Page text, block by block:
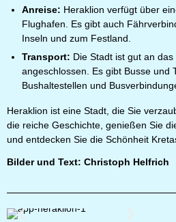
Anreise: Heraklion verfügt über
Flughafen. Es gibt auch
Inseln und zum Festland.
Transport: Die Stadt ist gut an
angeschlossen. Es gibt Busse und
Bushaltestellen und
Heraklion ist eine Stadt, die Sie
die reiche Geschichte, genießen Sie
und entdecken Sie die Schönheit
Bilder und Text: Christoph Helfrich